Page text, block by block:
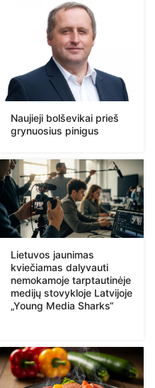
Naujieji bolševikai prieš
grynuosius pinigus
Lietuvos jaunimas
kviečiamas dalyvauti
nemokamoje tarptautinėje
medijų stovykloje Latvijoje
„Young Media Sharks“